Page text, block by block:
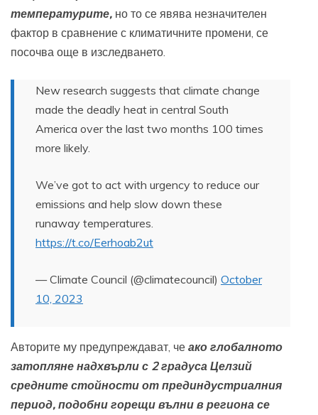
температурите, но то се явява незначителен
фактор в сравнение с климатичните промени, се
посочва още в изследването.
New research suggests that climate change
made the deadly heat in central South
America over the last two months 100 times
more likely.
We’ve got to act with urgency to reduce our
emissions and help slow down these
runaway temperatures.
https://t.co/Eerhoab2ut
— Climate Council (@climatecouncil) October
10, 2023
Авторите му предупреждават, че ако глобалното
затопляне надхвърли с 2 градуса Целзий
средните стойности от прединдустриалния
период, подобни горещи вълни в региона се